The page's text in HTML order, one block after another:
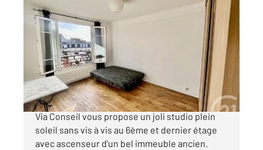
PARIS 75016
23 m2, 1 pièce
Ref : 11074
Appartement Studio à vendre
236 000 €
CHARDON LAGACHE - Votre agence Century 21
Via Conseil vous propose un joli studio plein
soleil sans vis à vis au 6ème et dernier étage
avec ascenseur d'un bel immeuble ancien.